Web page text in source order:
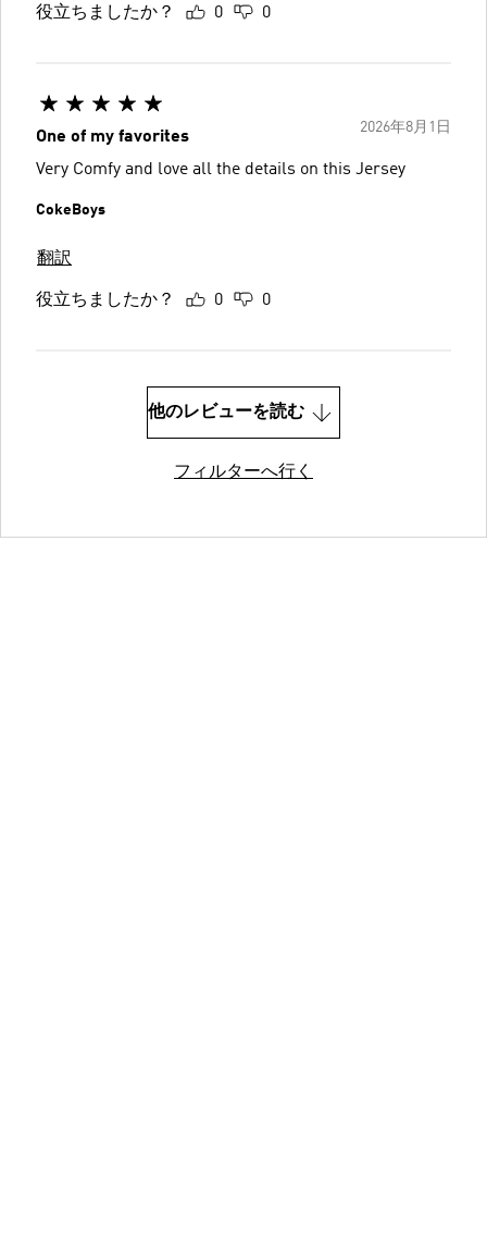
役立ちましたか？ 0 0
2026年8月1日
One of my favorites
Very Comfy and love all the details on this Jersey
CokeBoys
翻訳
役立ちましたか？ 0 0
他のレビューを読む
フィルターへ行く